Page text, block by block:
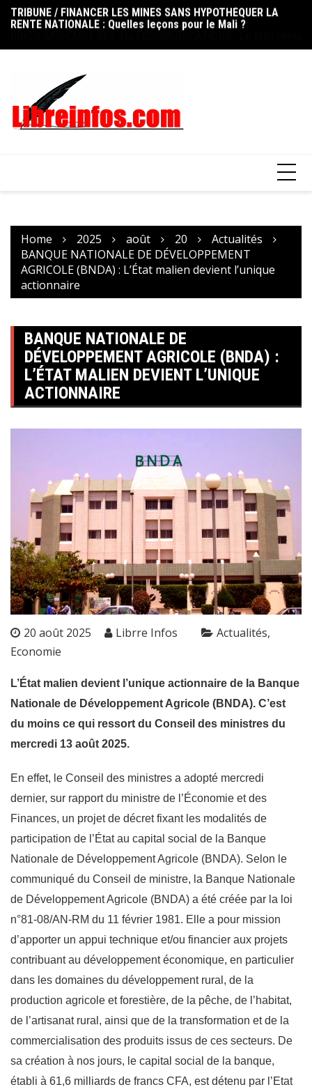
SkipUNION AFRICAINE DES TÉLÉCOMMUNICATIONS : Le Mali réélu
au Conseil d’administration de l’UAT
Home 2025 août 20
Actualités
BANQUE NATIONALE DE DÉVELOPPEMENT
AGRICOLE (BNDA) : L’État malien devient l’unique
actionnaire
BANQUE NATIONALE DE
DÉVELOPPEMENT AGRICOLE (BNDA) :
L’ÉTAT MALIEN DEVIENT L’UNIQUE
ACTIONNAIRE
20 août 2025 Librre Infos
Actualités
Economie
L’État malien devient l’unique actionnaire de la Banque
Nationale de Développement Agricole (BNDA). C’est
du moins ce qui ressort du Conseil des ministres du
mercredi 13 août 2025.
En effet, le Conseil des ministres a adopté mercredi
dernier, sur rapport du ministre de l’Économie et des
Finances, un projet de décret fixant les modalités de
participation de l’État au capital social de la Banque
Nationale de Développement Agricole (BNDA). Selon le
communiqué du Conseil de ministre, la Banque Nationale
de Développement Agricole (BNDA) a été créée par la loi
n°81-08/AN-RM du 11 février 1981. Elle a pour mission
d’apporter un appui technique et/ou financier aux projets
contribuant au développement économique, en particulier
dans les domaines du développement rural, de la
production agricole et forestière, de la pêche, de l’habitat,
de l’artisanat rural, ainsi que de la transformation et de la
commercialisation des produits issus de ces secteurs. De
sa création à nos jours, le capital social de la banque,
établi à 61,6 milliards de francs CFA, est détenu par l’Etat